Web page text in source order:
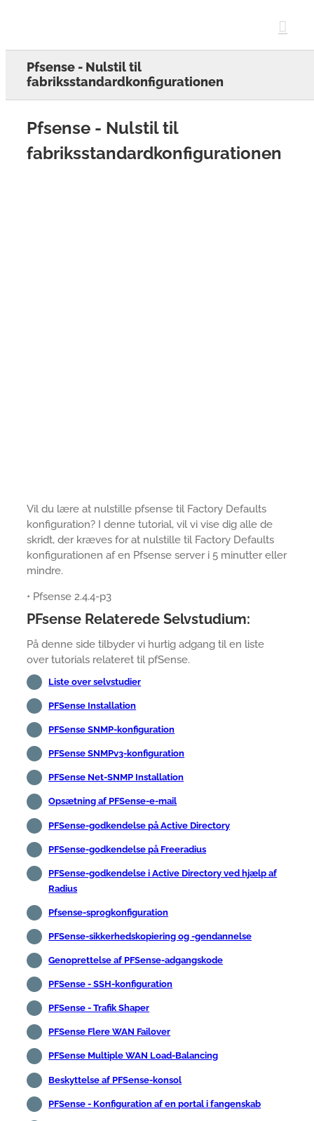
Pfsense - Nulstil til
fabriksstandardkonfigurationen
Pfsense - Nulstil til
fabriksstandardkonfigurationen
Vil du lære at nulstille pfsense til Factory Defaults
konfiguration? I denne tutorial, vil vi vise dig alle de
skridt, der kræves for at nulstille til Factory Defaults
konfigurationen af en Pfsense server i 5 minutter eller
mindre.
• Pfsense 2.4.4-p3
PFsense Relaterede Selvstudium:
På denne side tilbyder vi hurtig adgang til en liste
over tutorials relateret til pfSense.
Liste over selvstudier
PFSense Installation
PFSense SNMP-konfiguration
PFSense SNMPv3-konfiguration
PFSense Net-SNMP Installation
Opsætning af PFSense-e-mail
PFSense-godkendelse på Active Directory
PFSense-godkendelse på Freeradius
PFSense-godkendelse i Active Directory ved hjælp af
Radius
Pfsense-sprogkonfiguration
PFSense-sikkerhedskopiering og -gendannelse
Genoprettelse af PFSense-adgangskode
PFSense - SSH-konfiguration
PFSense - Trafik Shaper
PFSense Flere WAN Failover
PFSense Multiple WAN Load-Balancing
Beskyttelse af PFSense-konsol
PFSense - Konfiguration af en portal i fangenskab